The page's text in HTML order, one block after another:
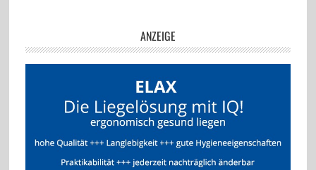
ANZEIGE